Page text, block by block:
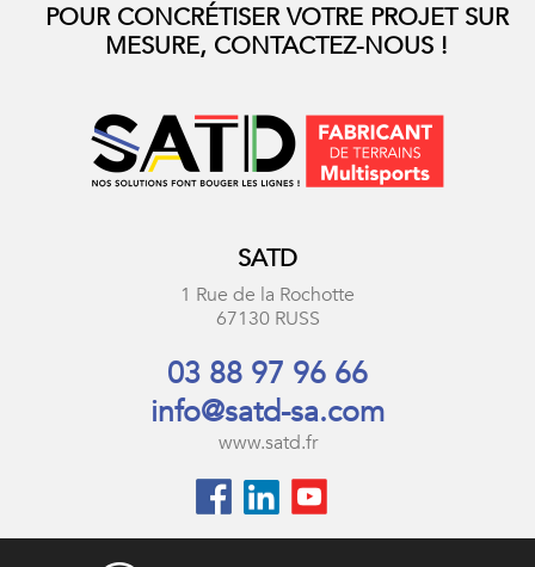
POUR CONCRÉTISER VOTRE PROJET SUR
MESURE, CONTACTEZ-NOUS !
SATD
1 Rue de la Rochotte
67130 RUSS
03 88 97 96 66
info@satd-sa.com
www.satd.fr